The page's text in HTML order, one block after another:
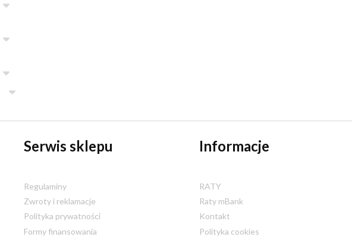
Serwis sklepu
Regulaminy
Zwroty i reklamacje
Polityka prywatności
Formy finansowania
Informacje
RATY
Raty mBank
Kontakt
Polityka cookies